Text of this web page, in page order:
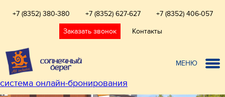
+7 (8352) 380-380 +7 (8352) 627-627 +7 (8352) 406-057
Заказать звонок Контакты
МЕНЮ
система онлайн-бронирования